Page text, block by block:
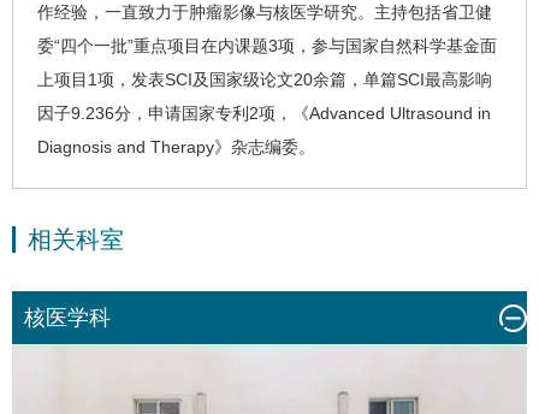
作经验，一直致力于肿瘤影像与核医学研究。主持包括省卫健
委“四个一批”重点项目在内课题3项，参与国家自然科学基金面
上项目1项，发表SCI及国家级论文20余篇，单篇SCI最高影响
因子9.236分，申请国家专利2项，《Advanced Ultrasound in
Diagnosis and Therapy》杂志编委。
相关科室
核医学科